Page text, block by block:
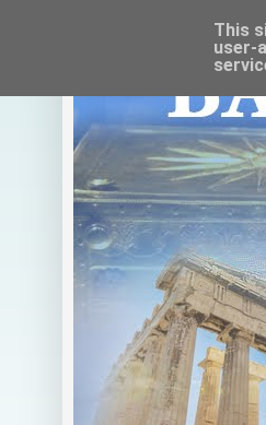
This
user-